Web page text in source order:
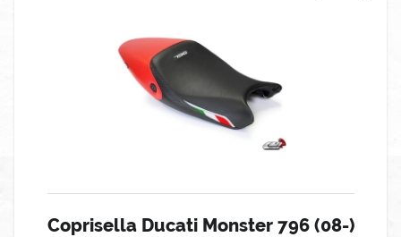
Coprisella Ducati Monster 796 (08-)